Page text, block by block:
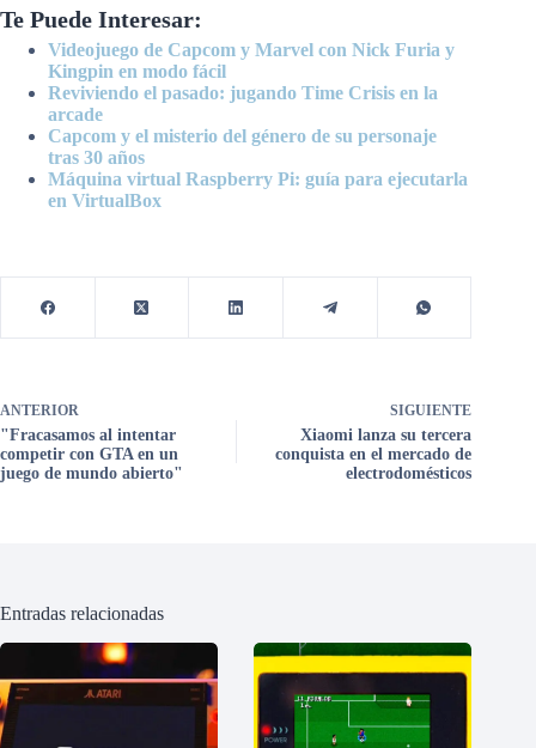
Te Puede Interesar:
Videojuego de Capcom y Marvel con Nick Furia y
Kingpin en modo fácil
Reviviendo el pasado: jugando Time Crisis en la
arcade
Capcom y el misterio del género de su personaje
tras 30 años
Máquina virtual Raspberry Pi: guía para ejecutarla
en VirtualBox
ANTERIOR
"Fracasamos al intentar
competir con GTA en un
juego de mundo abierto"
SIGUIENTE
Xiaomi lanza su tercera
conquista en el mercado de
electrodomésticos
Entradas relacionadas